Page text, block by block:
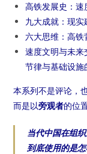
高铁发展史：速
九大成就：现
六大思维：高
速度文明与未来
节律与基础设施
本系列不是评论，
而是以旁观者的位
当代中国在组
到底使用的是